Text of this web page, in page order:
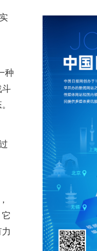
种
斗